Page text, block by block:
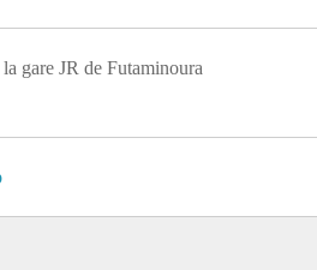
gare JR de Futaminoura